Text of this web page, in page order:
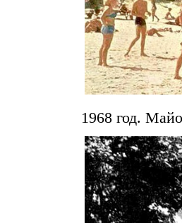
1968 год.